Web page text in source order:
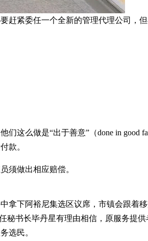
赶紧委任一个全新的管理代理公司，
这么做是“出于善意”（done in good
款。
须做出相应赔偿。
拿下阿裕尼集选区议席，市镇会跟着
书长毕丹星有理由相信，原服务提供
选民。